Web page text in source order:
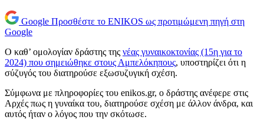
Google Προσθέστε το ENIKOS ως προτιμώμενη πηγή στη
Google
Ο καθ’ ομολογίαν δράστης της νέας γυναικοκτονίας (15η για το
2024) που σημειώθηκε στους Αμπελόκηπους, υποστηρίζει ότι η
σύζυγός του διατηρούσε εξωσυζυγική σχέση.
Σύμφωνα με πληροφορίες του enikos.gr, ο δράστης ανέφερε στις
Αρχές πως η γυναίκα του, διατηρούσε σχέση με άλλον άνδρα, και
αυτός ήταν ο λόγος που την σκότωσε.